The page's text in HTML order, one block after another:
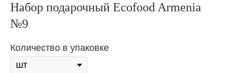
Набор подарочный Ecofood Armenia
№9
Количество в упаковке